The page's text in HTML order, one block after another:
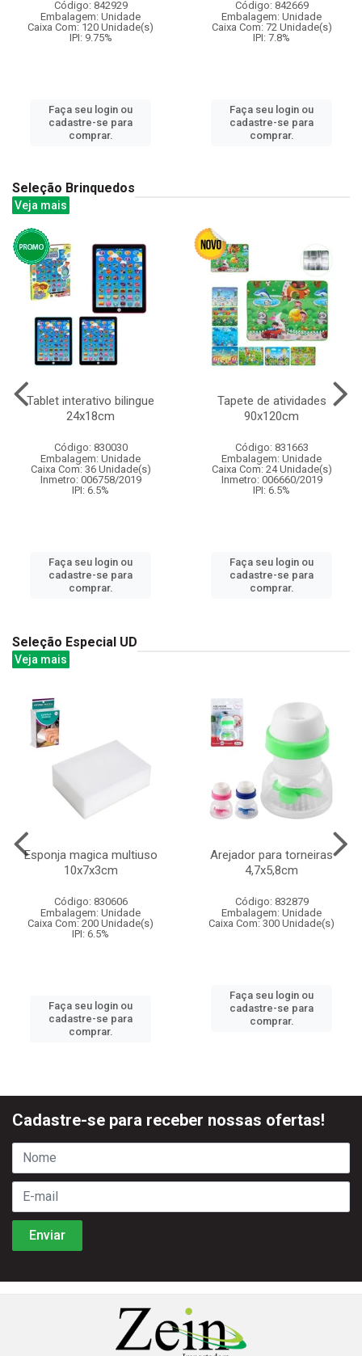
Código: 842929
Embalagem: Unidade
Caixa Com: 120 Unidade(s)
IPI: 9.75%
Faça seu login ou
cadastre-se para
comprar.
Código: 842669
Embalagem: Unidade
Caixa Com: 72 Unidade(s)
IPI: 7.8%
Faça seu login ou
cadastre-se para
comprar.
Seleção Brinquedos
Veja mais
Tablet interativo bilingue
24x18cm
Código: 830030
Embalagem: Unidade
Caixa Com: 36 Unidade(s)
Inmetro: 006758/2019
IPI: 6.5%
Faça seu login ou
cadastre-se para
comprar.
Tapete de atividades
90x120cm
Código: 831663
Embalagem: Unidade
Caixa Com: 24 Unidade(s)
Inmetro: 006660/2019
IPI: 6.5%
Faça seu login ou
cadastre-se para
comprar.
Seleção Especial UD
Veja mais
Esponja magica multiuso
10x7x3cm
Código: 830606
Embalagem: Unidade
Caixa Com: 200 Unidade(s)
IPI: 6.5%
Faça seu login ou
cadastre-se para
comprar.
Arejador para torneiras
4,7x5,8cm
Código: 832879
Embalagem: Unidade
Caixa Com: 300 Unidade(s)
Faça seu login ou
cadastre-se para
comprar.
Cadastre-se para receber nossas ofertas!